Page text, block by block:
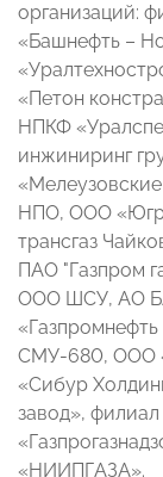
организаций:
«Башнефть –
«Петон
НПКФ
инжиниринг
НПО, ООО
трансгаз
ПАО "Газпром
ООО ШСУ, АО
СМУ-680, ООО
«Сибур
завод»,
«НИИПГАЗА».